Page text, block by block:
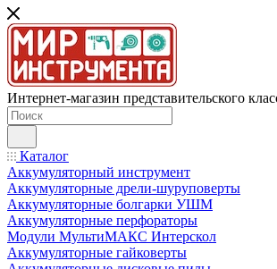
Интернет-магазин представительского
Каталог
Аккумуляторный инструмент
Аккумуляторные дрели-шуруповерты
Аккумуляторные болгарки УШМ
Аккумуляторные перфораторы
Модули МультиМАКС Интерскол
Аккумуляторные гайковерты